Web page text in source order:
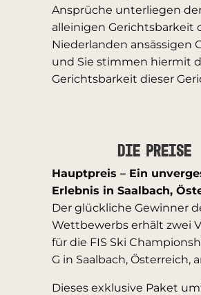
Ansprüche unterliegen
alleinigen Gerichtsbarkeit
Niederlanden ansässigen
und Sie stimmen hiermit
Gerichtsbarkeit dieser
Die Preise
Hauptpreis – Ein
Erlebnis in Saalbach,
Der glückliche Gewinner
Wettbewerbs erhält zwei
für die FIS Ski
G in Saalbach, Österreich,
Dieses exklusive Paket